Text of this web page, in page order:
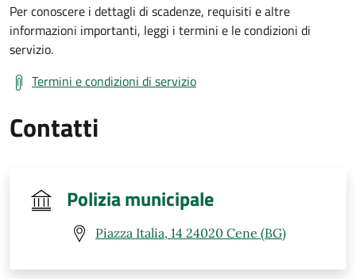
Per conoscere i dettagli di scadenze, requisiti e altre
informazioni importanti, leggi i termini e le condizioni di
servizio.
Termini e condizioni di servizio
Contatti
Polizia municipale
Piazza Italia, 14 24020 Cene (BG)